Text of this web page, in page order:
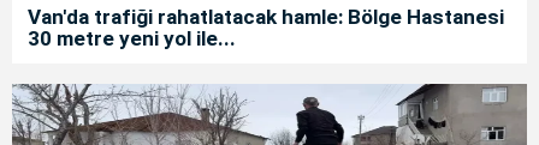
Van'da trafiği rahatlatacak hamle: Bölge Hastanesi
30 metre yeni yol ile...